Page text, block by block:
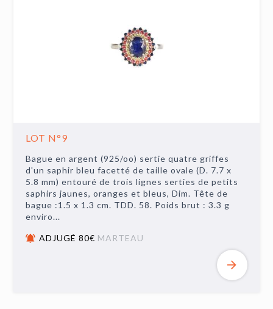
LOT N°9
Bague en argent (925/oo) sertie quatre griffes
d'un saphir bleu facetté de taille ovale (D. 7.7 x
5.8 mm) entouré de trois lignes serties de petits
saphirs jaunes, oranges et bleus, Dim. Tête de
bague :1.5 x 1.3 cm. TDD. 58. Poids brut : 3.3 g
enviro...
ADJUGÉ 80€ MARTEAU